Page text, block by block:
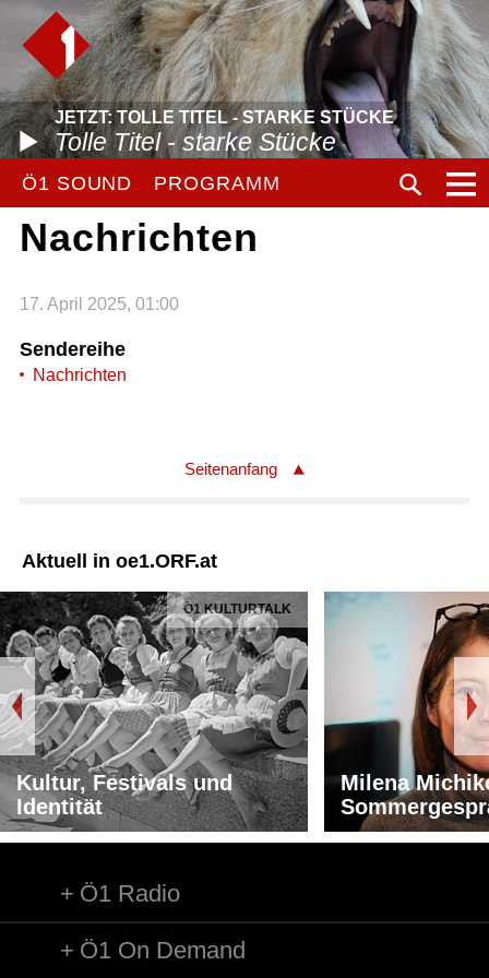
JETZT: TOLLE TITEL - STARKE STÜCKE
Tolle Titel - starke Stücke
Ö1 SOUND PROGRAMM
Nachrichten
17. April 2025, 01:00
Sendereihe
Nachrichten
Seitenanfang
Aktuell in oe1.ORF.at
Ö1 KULTURTALK
Kultur, Festivals und
Identität
Milena
Ö1 Radio
Ö1 On Demand